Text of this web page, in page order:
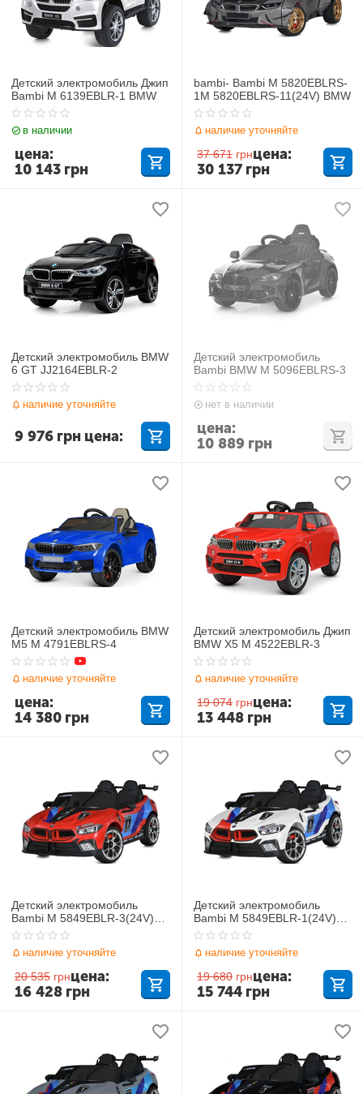
Детский электромобиль Джип
Bambi M 6139EBLR-1 BMW
в наличии
10 143 грн
цена:
bambi- Bambi M 5820EBLRS-
1M 5820EBLRS-11(24V) BMW
наличие уточняйте
37 671 грн
30 137 грн
цена:
Детский электромобиль BMW
6 GT JJ2164EBLR-2
наличие уточняйте
9 976 грн цена:
Детский электромобиль
Bambi BMW M 5096EBLRS-3
нет в наличии
10 889 грн
цена:
Детский электромобиль BMW
M5 M 4791EBLRS-4
наличие уточняйте
14 380 грн
цена:
Детский электромобиль Джип
BMW X5 M 4522EBLR-3
наличие уточняйте
19 074 грн
13 448 грн
цена:
Детский электромобиль
Bambi M 5849EBLR-3(24V)
BMW
наличие уточняйте
20 535 грн
16 428 грн
цена:
Детский электромобиль
Bambi M 5849EBLR-1(24V)
BMW
наличие уточняйте
19 680 грн
15 744 грн
цена: